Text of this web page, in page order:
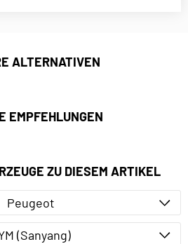
ALTERNATIVEN
EMPFEHLUNGEN
ZU DIESEM ARTIKEL
Peugeot
(Sanyang)